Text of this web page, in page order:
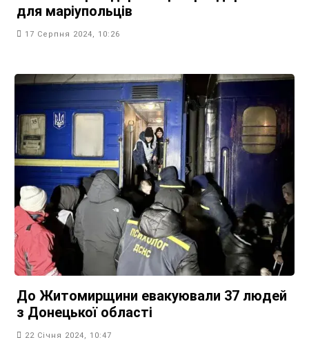
для маріупольців
17 Серпня 2024, 10:26
До Житомирщини евакуювали 37 людей
з Донецької області
22 Січня 2024, 10:47